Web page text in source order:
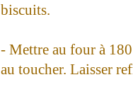
biscuits.
- Mettre au four à
au toucher. Laisser